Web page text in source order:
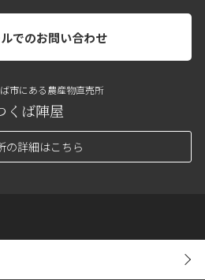
でのお問い合わせ
市にある農産物直売所
くば陣屋
の詳細はこちら